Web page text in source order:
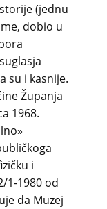
(jednu
dobio u
su i kasnije.
Županja
1968.
i
1-1980 od
da Muzej